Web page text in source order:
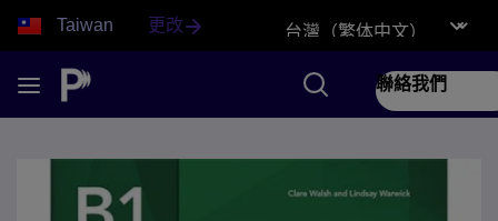
Taiwan 更改
聯絡我們